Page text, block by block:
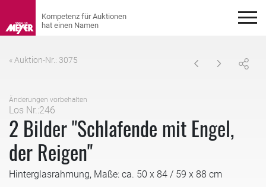
« Auktion-Nr.: 3075
Änderungen vorbehalten
Los Nr.:246
2 Bilder "Schlafende mit Engel,
der Reigen"
Hinterglasrahmung, Maße: ca. 50 x 84 / 59 x 88 cm